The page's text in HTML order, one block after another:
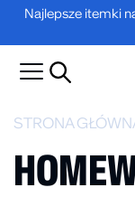
Najlepsze itemki
STRONA